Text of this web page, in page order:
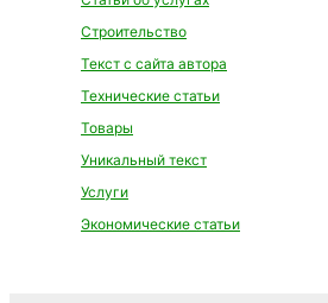
Строительство
Текст с сайта автора
Технические статьи
Товары
Уникальный текст
Услуги
Экономические статьи